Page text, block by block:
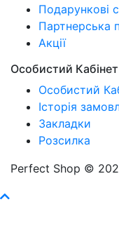
Подарункові
Партнерська
Акції
Особистий Кабінет
Особистий
Історія
Закладки
Розсилка
Perfect Shop ©